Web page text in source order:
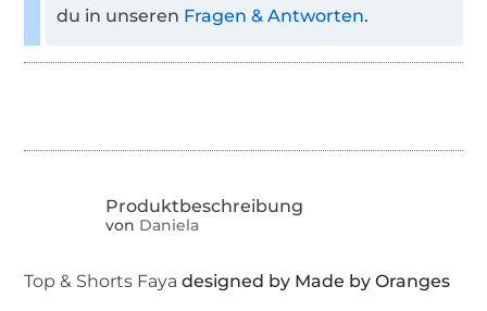
du in unseren Fragen & Antworten.
von Daniela
Top & Shorts Fayadesigned by Made by Oranges